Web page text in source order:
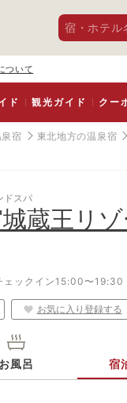
宿・ホテル
ついて
ド 観光ガイド クー
宿 東北地方の温泉宿
ドスパ
蔵王リ
ェックイン15:00〜19:30
お気に入り登録する
お風呂 宿